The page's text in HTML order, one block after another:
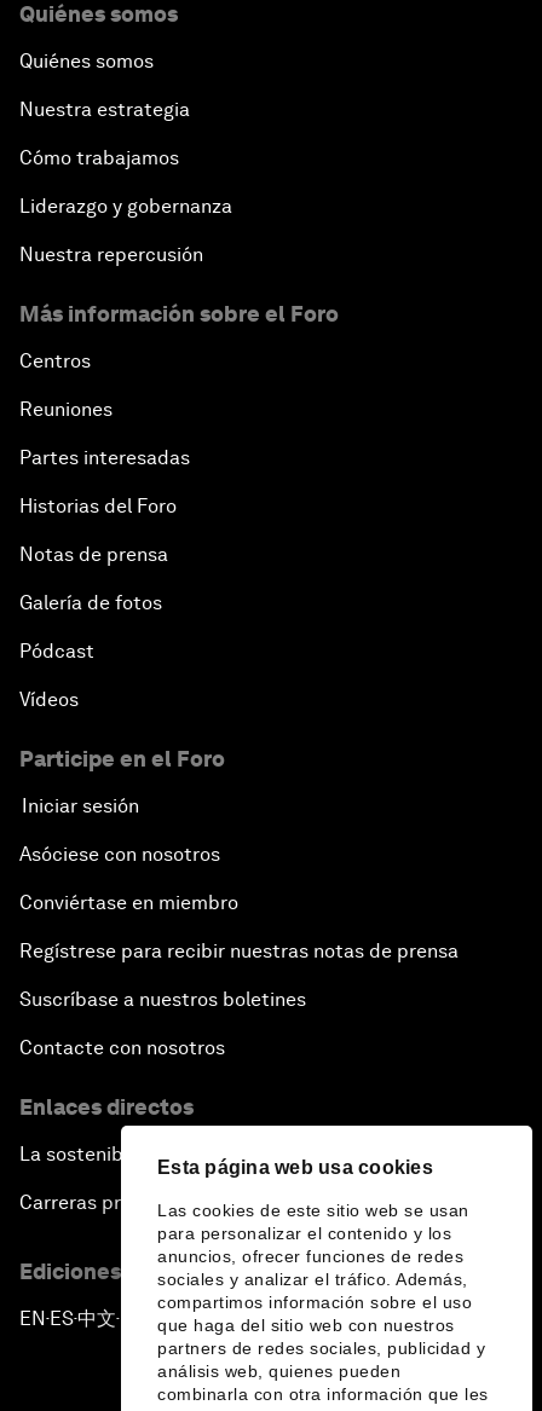
Esta página web usa cookies
Las cookies de este sitio web se usan
para personalizar el contenido y los
anuncios, ofrecer funciones de redes
sociales y analizar el tráfico. Además,
compartimos información sobre el uso
que haga del sitio web con nuestros
partners de redes sociales, publicidad y
análisis web, quienes pueden
combinarla con otra información que les
Quiénes somos
Quiénes somos
Nuestra estrategia
Cómo trabajamos
Liderazgo y gobernanza
Nuestra repercusión
Más información sobre el Foro
Centros
Reuniones
Partes interesadas
Historias del Foro
Notas de prensa
Galería de fotos
Pódcast
Vídeos
Participe en el Foro
Iniciar sesión
Asóciese con nosotros
Conviértase en miembro
Regístrese para recibir nuestras notas de prensa
Suscríbase a nuestros boletines
Contacte con nosotros
Enlaces directos
La sostenibilidad en el Foro
Carreras profesionales
Ediciones en otros idiomas
EN ▪ ES▪中文▪ 日本語